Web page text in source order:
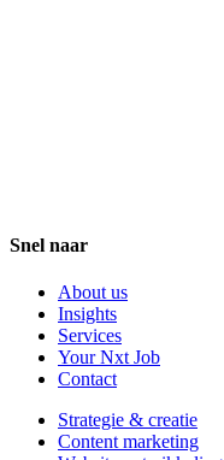
Snel naar
About us
Insights
Services
Your Nxt Job
Contact
Strategie & creatie
Content marketing